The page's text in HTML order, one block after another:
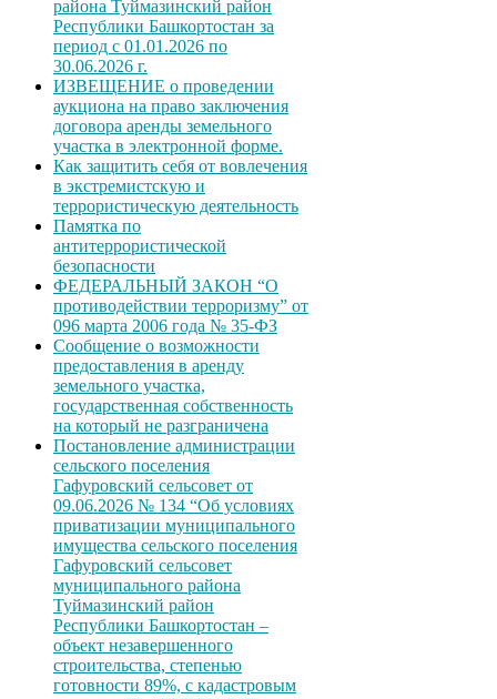
района Туймазинский район
Республики Башкортостан за
период с 01.01.2026 по
30.06.2026 г.
ИЗВЕЩЕНИЕ о проведении
аукциона на право заключения
договора аренды земельного
участка в электронной форме.
Как защитить себя от вовлечения
в экстремистскую и
террористическую деятельность
Памятка по
антитеррористической
безопасности
ФЕДЕРАЛЬНЫЙ ЗАКОН “О
противодействии терроризму” от
096 марта 2006 года № 35-ФЗ
Сообщение о возможности
предоставления в аренду
земельного участка,
государственная собственность
на который не разграничена
Постановление администрации
сельского поселения
Гафуровский сельсовет от
09.06.2026 № 134 “Об условиях
приватизации муниципального
имущества сельского поселения
Гафуровский сельсовет
муниципального района
Туймазинский район
Республики Башкортостан –
объект незавершенного
строительства, степенью
готовности 89%, с кадастровым